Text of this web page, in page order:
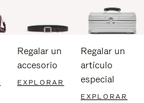
Regalar un
accesorio
EXPLORAR
Regalar un
artículo
especial
EXPLORAR